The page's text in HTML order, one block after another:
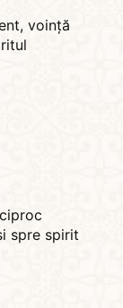
voință
spre spirit